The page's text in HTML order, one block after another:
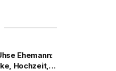
Ehemann:
Hochzeit,